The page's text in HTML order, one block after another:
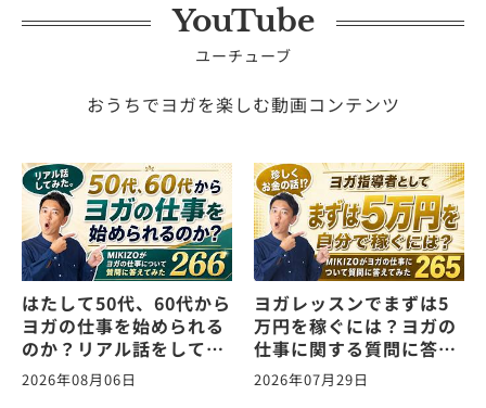
YouTube
ユーチューブ
おうちでヨガを楽しむ動画コンテンツ
はたして50代、60代から
ヨガの仕事を始められる
のか？リアル話をしてみ
た。ヨガの仕事に関する
質問に答えます！
2026年08月06日
ヨガレッスンでまずは5
万円を稼ぐには？ヨガの
仕事に関する質問に答え
ます！vol.265
2026年07月29日